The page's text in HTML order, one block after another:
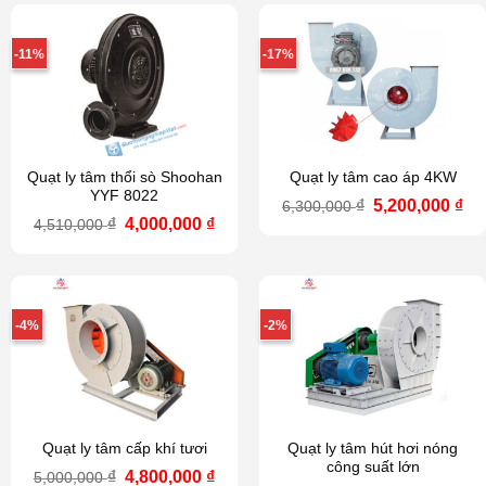
-11%
Quạt ly tâm thổi sò Shoohan
YYF 8022
4,510,000₫ Giá
4,000,000 ₫Giá
4,000,000 ₫.
-17%
Quạt ly tâm cao áp 4KW
6,300,000₫ Giá
5,200,000 ₫
-4%
Quạt ly tâm cấp khí tươi
5,000,000₫ Giá
4,800,000 ₫Giá
-2%
Quạt ly tâm hút hơi nóng
công suất lớn